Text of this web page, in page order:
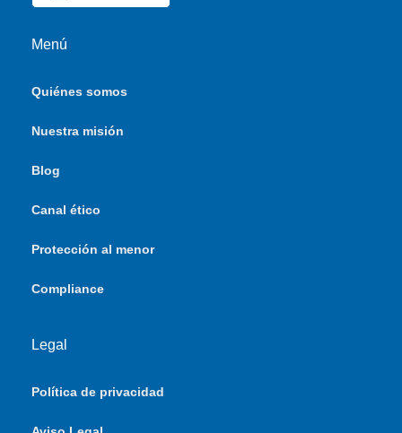
Menú
Quiénes somos
Nuestra misión
Blog
Canal ético
Protección al menor
Compliance
Legal
Política de privacidad